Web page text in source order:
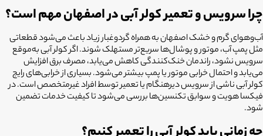
چرا سرویس و تعمیر کولر آبی در اصفهان مهم است؟
آب‌وهوای گرم و خشک اصفهان به همراه گردوغبار زیاد باعث می‌شود قطعاتی
مثل پمپ آب، موتور و پوشال‌ها سریع‌تر مستهلک شوند. اگر کولر آبی به‌موقع
سرویس نشود، راندمان خنک‌کنندگی کاهش می‌یابد، مصرف برق افزایش
می‌یابد و احتمال خرابی موتور یا پمپ بیشتر می‌شود. بسیاری از خرابی‌های رایج
کولر آبی ناشی از سرویس دیرهنگام یا تعمیر توسط افراد غیرمتخصص است. در
فیکسا هویت و سوابق تکنسین‌ها بررسی می‌شود تا کیفیت خدمات تضمین
شود.